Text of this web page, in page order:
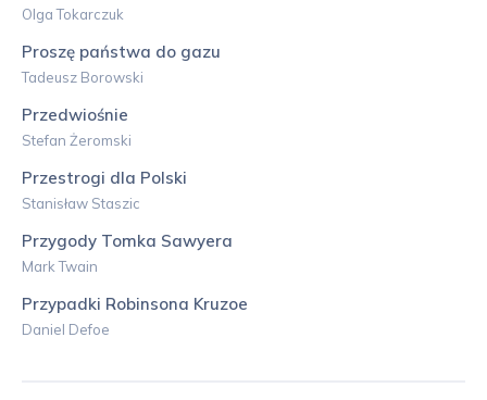
Olga Tokarczuk
Proszę państwa do gazu
Tadeusz Borowski
Przedwiośnie
Stefan Żeromski
Przestrogi dla Polski
Stanisław Staszic
Przygody Tomka Sawyera
Mark Twain
Przypadki Robinsona Kruzoe
Daniel Defoe